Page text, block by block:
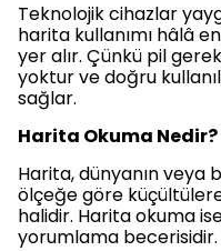
Teknolojik cihazlar
harita kullanımı hâlâ
yer alır. Çünkü pil
yoktur ve doğru
sağlar.
Harita Okuma
Harita, dünyanın veya
ölçeğe göre
halidir. Harita okuma
yorumlama becerisidir.